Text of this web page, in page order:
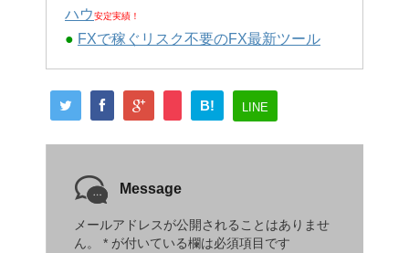
ハウ安定実績！
● FXで稼ぐリスク不要のFX最新ツール
B! LINE
Message
メールアドレスが公開されることはありませ
ん。
* が付いている欄は必須項目です